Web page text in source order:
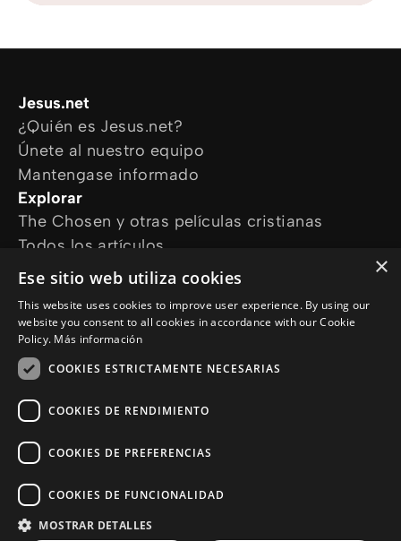
Jesus.net
¿Quién es Jesus.net?
Únete al nuestro equipo
Mantengase informado
Explorar
The Chosen y otras películas cristianas
Todos los artículos
Cursos online
¿Cómo podemos ayudarte?
Devocional diario
Necesito oración
Síguenos en
×
Ese sitio web utiliza cookies
This website uses cookies to improve user experience. By using our
website you consent to all cookies in accordance with our Cookie
Policy. Más información
COOKIES ESTRICTAMENTE NECESARIAS
COOKIES DE RENDIMIENTO
COOKIES DE PREFERENCIAS
COOKIES DE FUNCIONALIDAD
MOSTRAR DETALLES